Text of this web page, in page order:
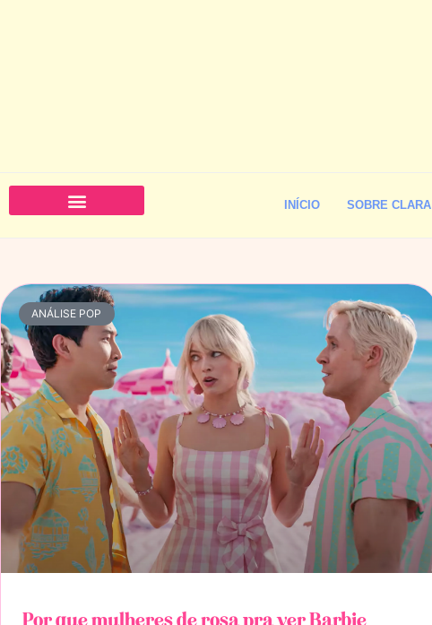
INÍCIO SOBRE CLARA
ANÁLISE POP
Por que mulheres de rosa pra ver Barbie